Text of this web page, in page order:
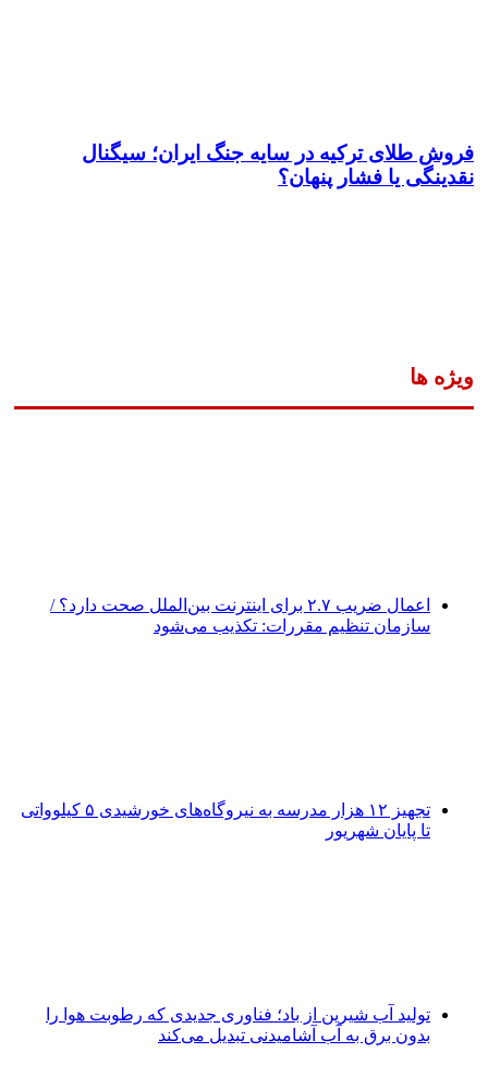
فروش طلای ترکیه در سایه جنگ ایران؛ سیگنال
نقدینگی یا فشار پنهان؟
ویژه ها
اعمال ضریب ۲.۷ برای اینترنت بین‌الملل صحت دارد؟ /
سازمان تنظیم مقررات: تکذیب می‌شود
تجهیز ۱۲ هزار مدرسه به نیروگاه‌های خورشیدی ۵ کیلوواتی
تا پایان شهریور
تولید آب شیرین از باد؛ فناوری جدیدی که رطوبت هوا را
بدون برق به آب آشامیدنی تبدیل می‌کند